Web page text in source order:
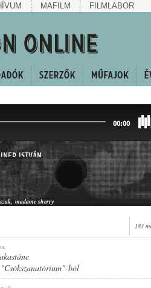
MAFILM FILMLABOR
00:00
ISTVÁN
madame sherry
183
ból